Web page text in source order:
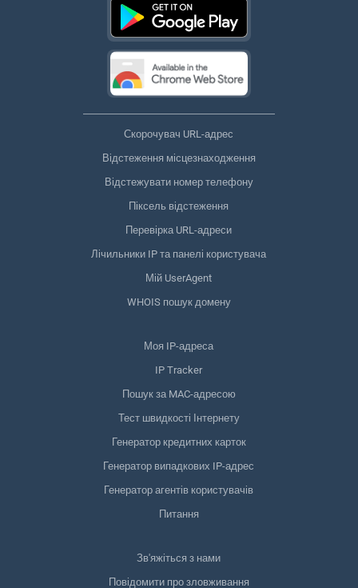
Скорочувач URL-адрес
Відстеження місцезнаходження
Відстежувати номер телефону
Піксель відстеження
Перевірка URL-адреси
Лічильники IP та панелі користувача
Мій UserAgent
WHOIS пошук домену
Моя IP-адреса
IP Tracker
Пошук за MAC-адресою
Тест швидкості Інтернету
Генератор кредитних карток
Генератор випадкових IP-адрес
Генератор агентів користувачів
Питання
Зв'яжіться з нами
Повідомити про зловживання